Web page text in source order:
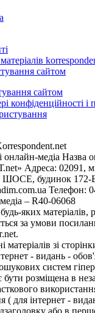
сайтом
сайтом
конфіденційності
онлайн-медіа Назва
Адреса: 02091,
будинок 172-Б,
Телефон:
– R40-06068
яких матеріалів,
за умови
матеріалів зі
- видань -
систем
розміщена в
( для інтернет -
або в